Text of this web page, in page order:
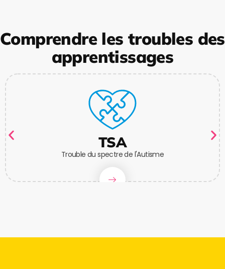
Comprendre les troubles des
apprentissages
TSA
Trouble du spectre de l'Autisme